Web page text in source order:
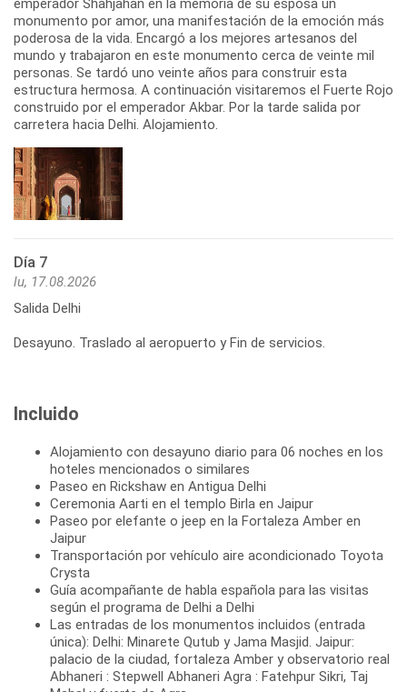
monumento por amor, una manifestación de la emoción más
poderosa de la vida. Encargó a los mejores artesanos del
mundo y trabajaron en este monumento cerca de veinte mil
personas. Se tardó uno veinte años para construir esta
estructura hermosa. A continuación visitaremos el Fuerte Rojo
construido por el emperador Akbar. Por la tarde salida por
carretera hacia Delhi. Alojamiento.
Día 7
lu, 17.08.2026
Salida Delhi
Desayuno. Traslado al aeropuerto y Fin de servicios.
Incluido
Alojamiento con desayuno diario para 06 noches en los
hoteles mencionados o similares
Paseo en Rickshaw en Antigua Delhi
Ceremonia Aarti en el templo Birla en Jaipur
Paseo por elefante o jeep en la Fortaleza Amber en
Jaipur
Transportación por vehículo aire acondicionado Toyota
Crysta
Guía acompañante de habla española para las visitas
según el programa de Delhi a Delhi
Las entradas de los monumentos incluidos (entrada
única): Delhi: Minarete Qutub y Jama Masjid. Jaipur:
palacio de la ciudad, fortaleza Amber y observatorio real
Abhaneri : Stepwell Abhaneri Agra : Fatehpur Sikri, Taj